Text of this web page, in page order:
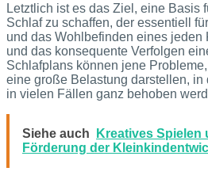
Letztlich ist es das Ziel, eine Basis
Schlaf zu schaffen, der essentiell
und das Wohlbefinden eines jeden
und das konsequente Verfolgen
Schlafplans können jene
eine große Belastung darstellen, in
in vielen Fällen ganz behoben
Siehe auch
Kreatives Spielen
Förderung der